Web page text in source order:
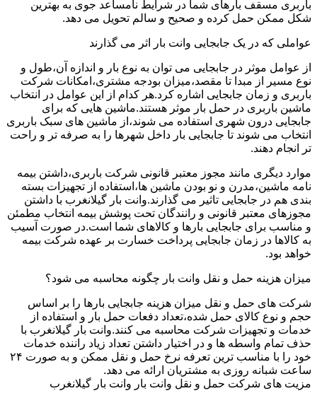
باربری مسقف بارهای شما در شرایط نامساعد جوی به بهترین
شکل ممکن حمل کرده و صحیح و سالم تحویل می دهد.
عواملی که در یک جابجایی وانت بار اثر می گذارند
از عوامل موثر در جابجایی می توان به نوع بار و اندازه آن،طول و
نوع مسیر از مبدا تا مقصد،میزان بودجه مشتری،امکانات شرکت
باربری و زمان جابجایی اشاره کرد.هر کدام از این عوامل در انتخاب
ماشین باربری در حمل بار موثر هستند.ماشین هایی که برای
جابجایی درون شهری استفاده می شوند،از ماشین های سبک باربری
انتخاب می شوند تا جابجایی بار داخل شهرها را به صرفه تر و راحت
تر انجام دهند.
موارد دیگری مانند مجوز معتبر قانونی شرکت باربری،داشتن بیمه
نامه ماشین،مدرن و نو بودن ماشین ها،استفاده از تجهیزات بسته
بندی هم در جابجایی تاثیر می گذارند.وانت بار گیلانغرب با داشتن
مجوزهای معتبر قانونی و رانندگان تحت پوشش بیمه انتخاب مطمئن
و مناسب برای جابجایی بارها و کالاهای شما است.در صورت آسیب
به کالاها در زمان جابجایی پرداخت خسارت بر عهده شرکت بیمه
خواهد بود.
میزان هزینه حمل و نقل وانت بار چگونه محاسبه می شود؟
شرکت های حمل و نقل میزان هزینه جابجایی بارها را بر اساس
حجم و نوع کالای حمل شده،تعداد دفعات حمل بار و استفاده از
خدمات و تجهیزات شرکت محاسبه می کنند.وانت بار گیلانغرب با
حذف تمام واسطه ها و در اختیار داشتن تعداد زیاد راننده خدمات
خود را با مناسب ترین تعرفه نرخ حمل و نقل ممکن و به صورت ۲۴
ساعت شبانه روزی به مشتریان ارائه می دهد.
مزیت های شرکت حمل و نقل وانت بار وانت بار گیلانغرب